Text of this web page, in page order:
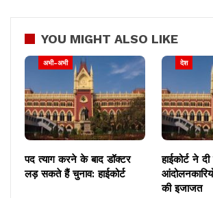
YOU MIGHT ALSO LIKE
अभी-अभी
पद त्याग करने के बाद डॉक्टर
लड़ सकते हैं चुनाव: हाईकोर्ट
देश
हाईकोर्ट ने दी
की इजाजत